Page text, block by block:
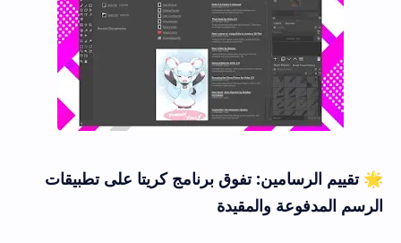
🌟 تقييم الرسامين: تفوق برنامج كريتا على تطبيقات
الرسم المدفوعة والمقيدة